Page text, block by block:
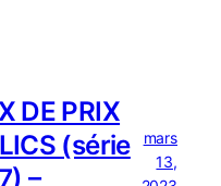
DE PRIX
(série
–
mars
13,